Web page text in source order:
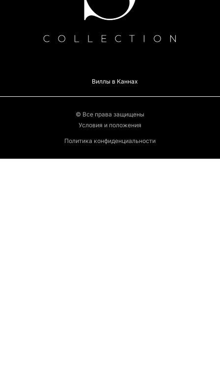
Виллы в Каннах
© Все права защищены
Условия и положения
Политика конфиденциальности